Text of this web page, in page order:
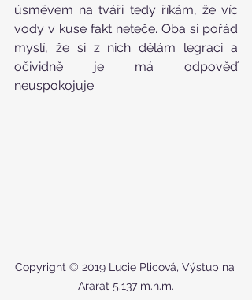
úsměvem na tváři tedy říkám, že víc
vody v kuse fakt neteče. Oba si pořád
myslí, že si z nich dělám legraci a
očividně je má odpověď
neuspokojuje.
Copyright © 2019 Lucie Plicová, Výstup na
Ararat 5.137 m.n.m.